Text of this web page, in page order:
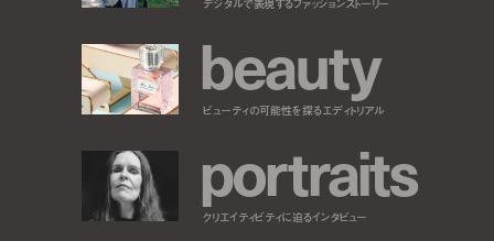
beauty
ビューティの可能性を探るエディトリアル
portraits
クリエイティビティに迫るインタビュー